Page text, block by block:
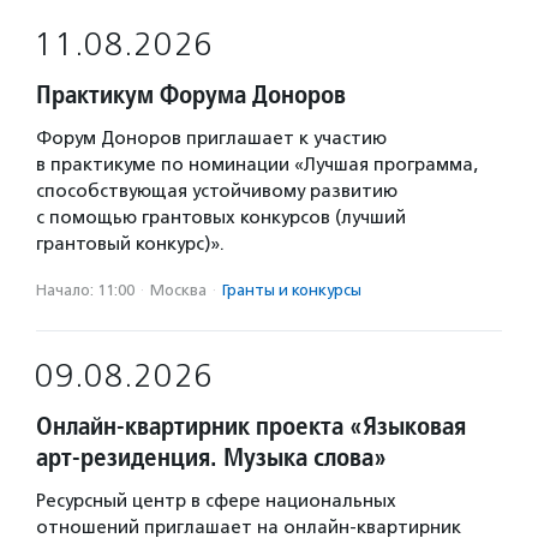
11.08.2026
Практикум Форума Доноров
Форум Доноров приглашает к участию
в практикуме по номинации «Лучшая программа,
способствующая устойчивому развитию
с помощью грантовых конкурсов (лучший
грантовый конкурс)».
Начало: 11:00 · Москва · Гранты и конкурсы
09.08.2026
Онлайн-квартирник проекта «Языковая
арт-резиденция. Музыка слова»
Ресурсный центр в сфере национальных
отношений приглашает на онлайн-квартирник